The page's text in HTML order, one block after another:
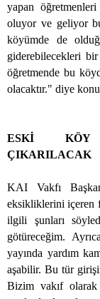
yapan
oluyor ve geliyor
köyümde de
giderebilecekleri
öğretmende bu
olacaktır." diye
ESKİ KÖY
ÇIKARILACAK
KAI Vakfı
eksikliklerini içeren
ilgili şunları
götüreceğim.
yayında yardım
aşabilir. Bu tür
Bizim vakıf